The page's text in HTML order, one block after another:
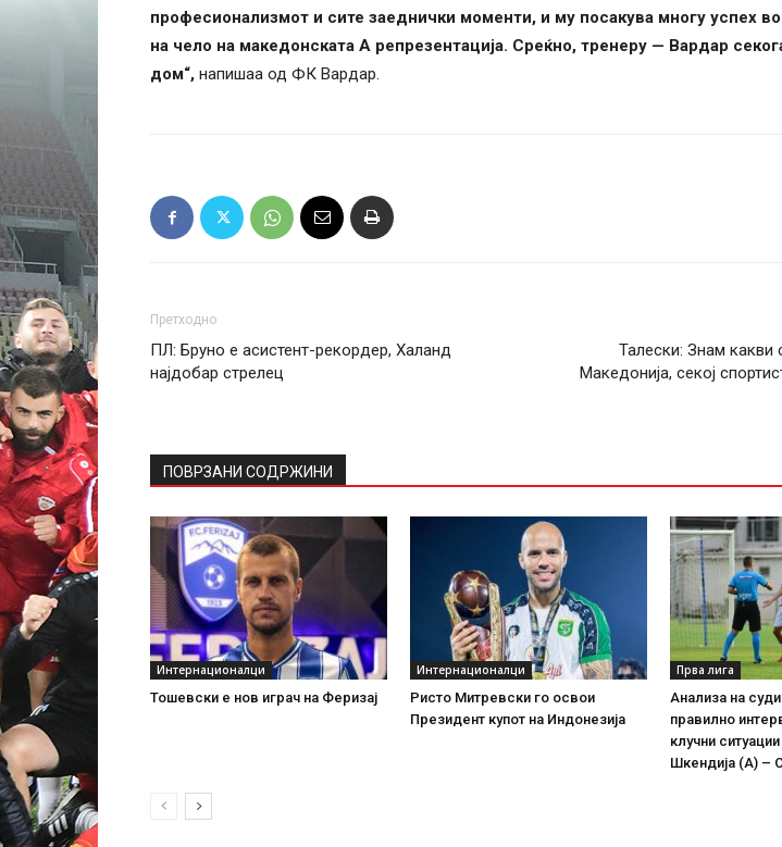
професионализмот и сите заеднички моменти, и му посакува многу успех во
на чело на македонската А репрезентација. Среќно, тренеру — Вардар
дом“, напишаа од ФК Вардар.
Претходно
ПЛ: Бруно е асистент-рекордер, Халанд
најдобар стрелец
Талески: Знам какви
Македонија, секој
ПОВРЗАНИ СОДРЖИНИ
Интернационалци
Тошевски е нов играч на Феризај
Интернационалци
Ристо Митревски го освои
Президент купот на Индонезија
Прва лига
Анализа на
правилно
клучни
Шкендија (А) –